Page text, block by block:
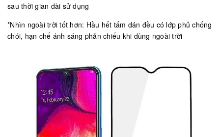
sau thời gian dài sử dụng
*Nhìn ngoài trời tốt hơn: Hầu hết tấm dán đều có lớp phủ chống
chói, hạn chế ánh sáng phản chiếu khi dùng ngoài trời